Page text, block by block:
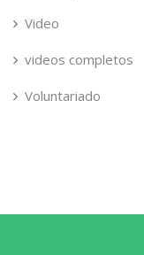
Video
videos completos
Voluntariado